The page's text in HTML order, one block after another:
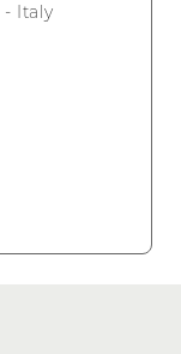
- Italy